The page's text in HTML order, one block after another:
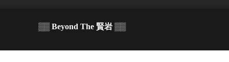
▒▒ Beyond The 賢岩 ▒▒